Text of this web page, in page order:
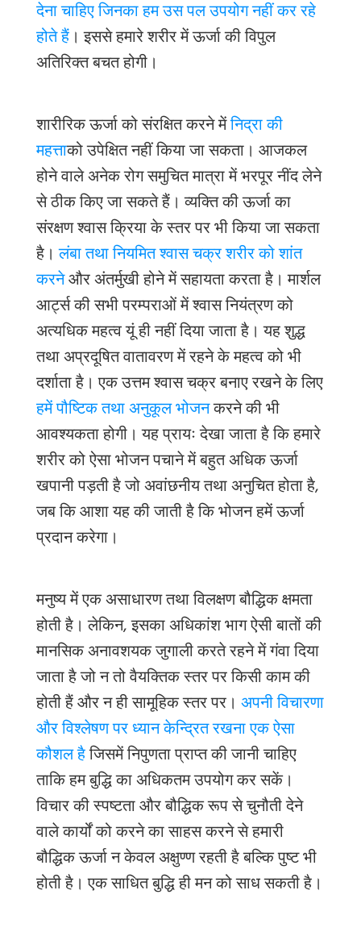
देना चाहिए जिनका हम उस पल उपयोग नहीं कर रहे
होते हैं। इससे हमारे शरीर में ऊर्जा की विपुल
अतिरिक्त बचत होगी।
शारीरिक ऊर्जा को संरक्षित करने मेंनिद्रा की
महत्ताको उपेक्षित नहीं किया जा सकता। आजकल
होने वाले अनेक रोग समुचित मात्रा में भरपूर नींद लेने
से ठीक किए जा सकते हैं। व्यक्ति की ऊर्जा का
संरक्षण श्वास क्रिया के स्तर पर भी किया जा सकता
है।लंबा तथा नियमित श्वास चक्र शरीर को शांत
करनेऔर अंतर्मुखी होने में सहायता करता है। मार्शल
आर्ट्स की सभी परम्पराओं में श्वास नियंत्रण को
अत्यधिक महत्व यूं ही नहीं दिया जाता है। यह शुद्ध
तथा अप्रदूषित वातावरण में रहने के महत्व को भी
दर्शाता है। एक उत्तम श्वास चक्र बनाए रखने के लिए
हमें पौष्टिक तथा अनुकूल भोजनकरने की भी
आवश्यकता होगी। यह प्रायः देखा जाता है कि हमारे
शरीर को ऐसा भोजन पचाने में बहुत अधिक ऊर्जा
खपानी पड़ती है जो अवांछनीय तथा अनुचित होता है,
जब कि आशा यह की जाती है कि भोजन हमें ऊर्जा
प्रदान करेगा।
मनुष्य में एक असाधारण तथा विलक्षण बौद्धिक क्षमता
होती है। लेकिन, इसका अधिकांश भाग ऐसी बातों की
मानसिक अनावशयक जुगाली करते रहने में गंवा दिया
जाता है जो न तो वैयक्तिक स्तर पर किसी काम की
होती हैं और न ही सामूहिक स्तर पर। अपनी विचारणा
और विश्लेषण पर ध्यान केन्द्रित रखना एक ऐसा
कौशल हैजिसमें निपुणता प्राप्त की जानी चाहिए
ताकि हम बुद्धि का अधिकतम उपयोग कर सकें।
विचार की स्पष्टता और बौद्धिक रूप से चुनौती देने
वाले कार्यों को करने का साहस करने से हमारी
बौद्धिक ऊर्जा न केवल अक्षुण्ण रहती है बल्कि पुष्ट भी
होती है। एक साधित बुद्धि ही मन को साध सकती है।